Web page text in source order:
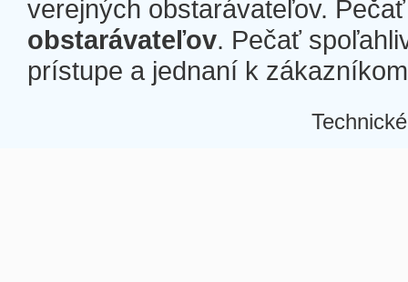
verejných obstarávateľov.
obstarávateľov. Pečať
prístupe a jednaní k